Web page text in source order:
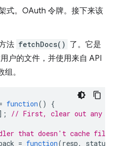
式。OAuth 令牌。接下来该
法 fetchDocs() 了。它是
户的文件，并使用来自 API
。
function()
{
// First, clear out any
that doesn't cache
= function(resp, status